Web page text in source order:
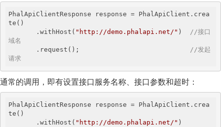
PhalApiClientResponse response = PhalApiClient.crea
te()
       .withHost(
"http://demo.phalapi.net/" ) //接口
域名
       .request();
//发起
请求
通常的调用，即有设置接口服务名称、接口参数和超时：
PhalApiClientResponse response = PhalApiClient.crea
te()
       .withHost(
"http://demo.phalapi.net/" )